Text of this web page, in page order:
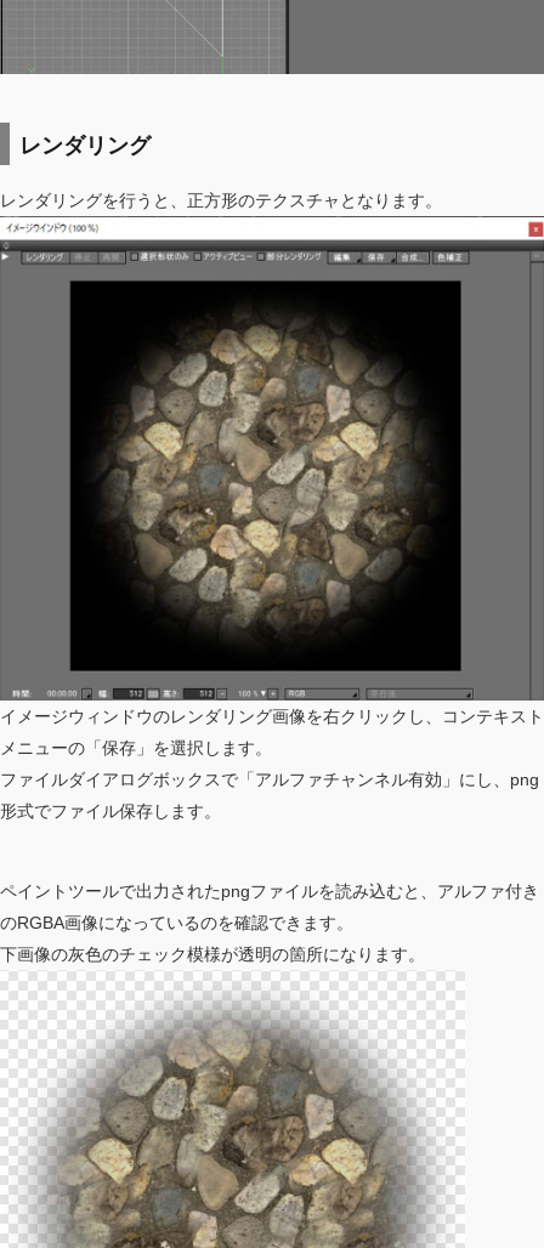
レンダリング
レンダリングを行うと、正方形のテクスチャとなります。
イメージウィンドウのレンダリング画像を右クリックし、コンテキスト
メニューの「保存」を選択します。
ファイルダイアログボックスで「アルファチャンネル有効」にし、png
形式でファイル保存します。
ペイントツールで出力されたpngファイルを読み込むと、アルファ付き
のRGBA画像になっているのを確認できます。
下画像の灰色のチェック模様が透明の箇所になります。